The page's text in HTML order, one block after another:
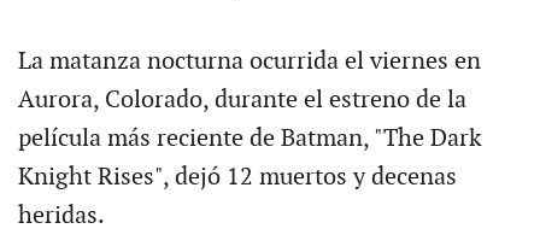
La matanza nocturna ocurrida el viernes en
Aurora, Colorado, durante el estreno de la
película más reciente de Batman, "The Dark
Knight Rises", dejó 12 muertos y decenas
heridas.